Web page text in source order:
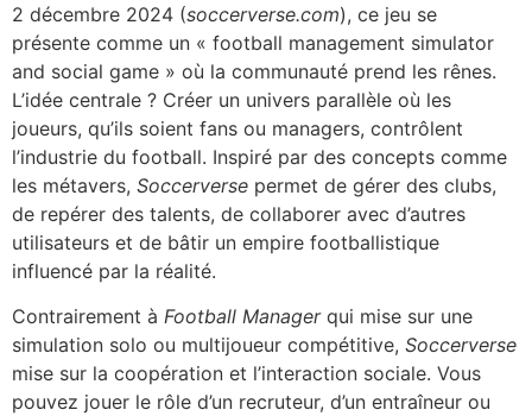
2 décembre 2024 (soccerverse.com), ce jeu se
présente comme un « football management simulator
and social game » où la communauté prend les rênes.
L’idée centrale ? Créer un univers parallèle où les
joueurs, qu’ils soient fans ou managers, contrôlent
l’industrie du football. Inspiré par des concepts comme
les métavers, Soccerverse permet de gérer des clubs,
de repérer des talents, de collaborer avec d’autres
utilisateurs et de bâtir un empire footballistique
influencé par la réalité.
Contrairement à Football Managerqui mise sur une
simulation solo ou multijoueur compétitive, Soccerverse
mise sur la coopération et l’interaction sociale. Vous
pouvez jouer le rôle d’un recruteur, d’un entraîneur ou